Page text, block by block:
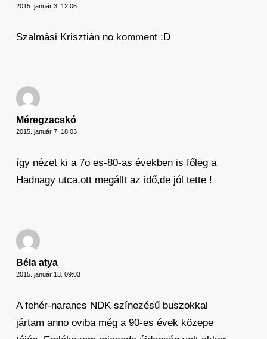
2015. január 3. 12:06
Szalmási Krisztián no komment :D
Méregzacskó
2015. január 7. 18:03
így nézet ki a 7o es-80-as években is főleg a
Hadnagy utca,ott megállt az idő,de jól tette !
Béla atya
2015. január 13. 09:03
A fehér-narancs NDK színezésű buszokkal
jártam anno oviba még a 90-es évek közepe